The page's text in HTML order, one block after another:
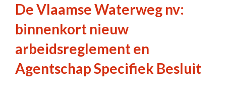
De Vlaamse Waterweg nv:
binnenkort nieuw
arbeidsreglement en
Agentschap Specifiek Besluit